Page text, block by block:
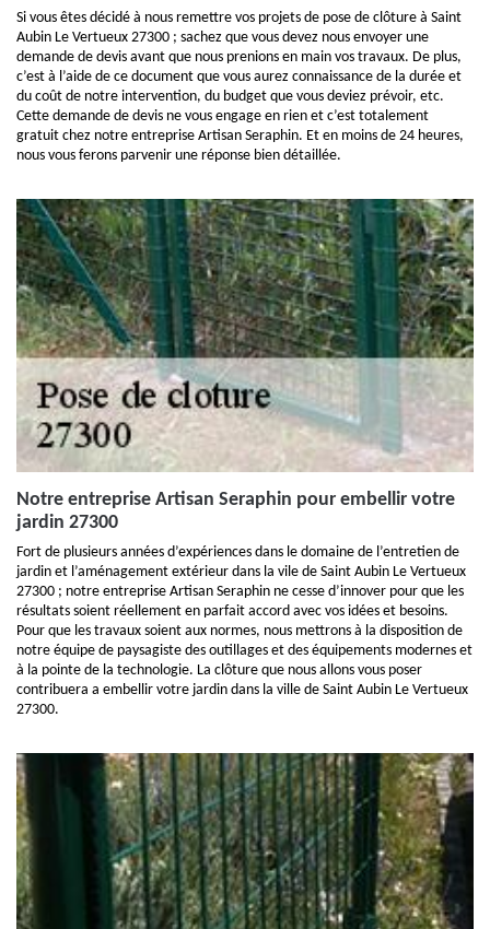
Si vous êtes décidé à nous remettre vos projets de pose de clôture à Saint
Aubin Le Vertueux 27300 ; sachez que vous devez nous envoyer une
demande de devis avant que nous prenions en main vos travaux. De plus,
c’est à l’aide de ce document que vous aurez connaissance de la durée et
du coût de notre intervention, du budget que vous deviez prévoir, etc.
Cette demande de devis ne vous engage en rien et c’est totalement
gratuit chez notre entreprise Artisan Seraphin. Et en moins de 24 heures,
nous vous ferons parvenir une réponse bien détaillée.
Notre entreprise Artisan Seraphin pour embellir votre
jardin 27300
Fort de plusieurs années d’expériences dans le domaine de l’entretien de
jardin et l’aménagement extérieur dans la vile de Saint Aubin Le Vertueux
27300 ; notre entreprise Artisan Seraphin ne cesse d’innover pour que les
résultats soient réellement en parfait accord avec vos idées et besoins.
Pour que les travaux soient aux normes, nous mettrons à la disposition de
notre équipe de paysagiste des outillages et des équipements modernes et
à la pointe de la technologie. La clôture que nous allons vous poser
contribuera a embellir votre jardin dans la ville de Saint Aubin Le Vertueux
27300.